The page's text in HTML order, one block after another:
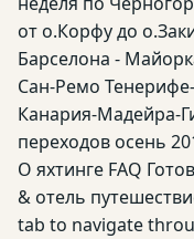
от о.Корфу до
Барселона -
Сан-Ремо
Канария-Мадейра-
переходов осень
О яхтинге FAQ
& отель
tab to navigate